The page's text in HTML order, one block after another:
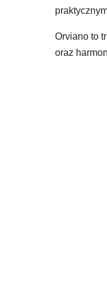
Orviano to
oraz